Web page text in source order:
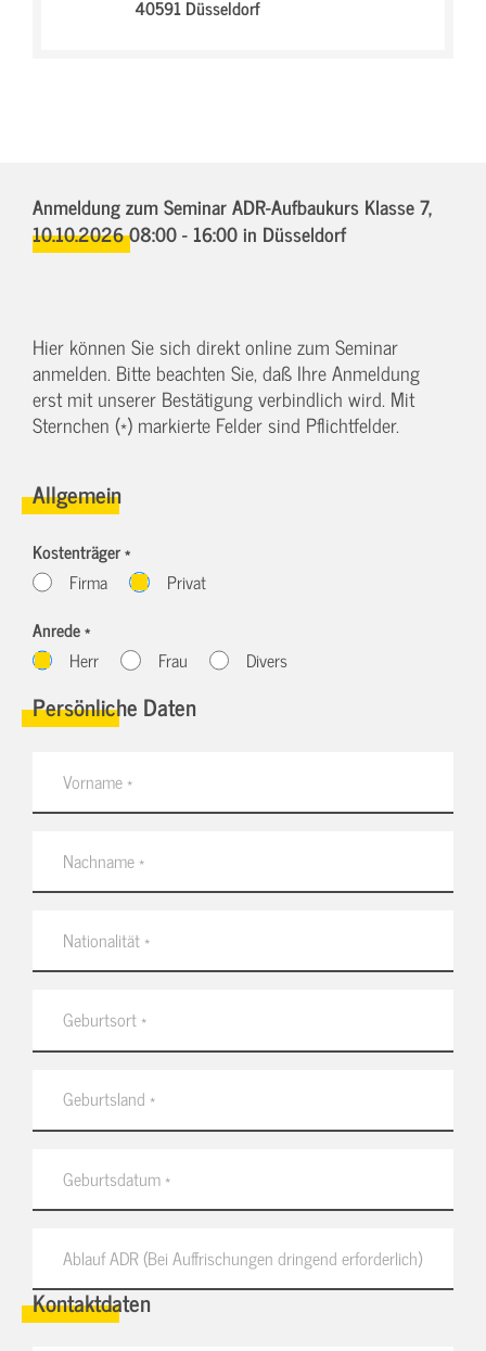
40591 Düsseldorf
Anmeldung zum Seminar ADR-Aufbaukurs Klasse 7,
10.10.2026 08:00 - 16:00in Düsseldorf
Hier können Sie sich direkt online zum Seminar
anmelden. Bitte beachten Sie, daß Ihre Anmeldung
erst mit unserer Bestätigung verbindlich wird. Mit
Sternchen (*) markierte Felder sind Pflichtfelder.
Allgemein
Kostenträger *
Firma
Privat
Anrede *
Herr
Frau Divers
Persönliche Daten
Kontaktdaten